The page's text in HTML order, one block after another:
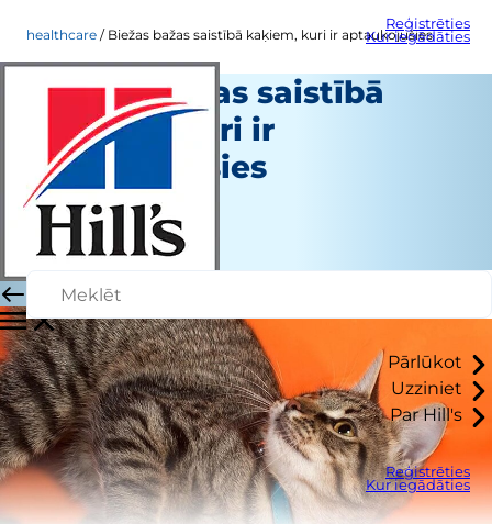
Reģistrēties
Kur iegādāties
Pārlūkot
Uzziniet
Par Hill's
Reģistrēties
Kur iegādāties
healthcare Biežas bažas saistībā kaķiem, kuri ir aptaukojušies
Biežas bažas saistībā
kaķiem, kuri ir
aptaukojušies
Veselības aprūpe
Chrissie Klinger
|